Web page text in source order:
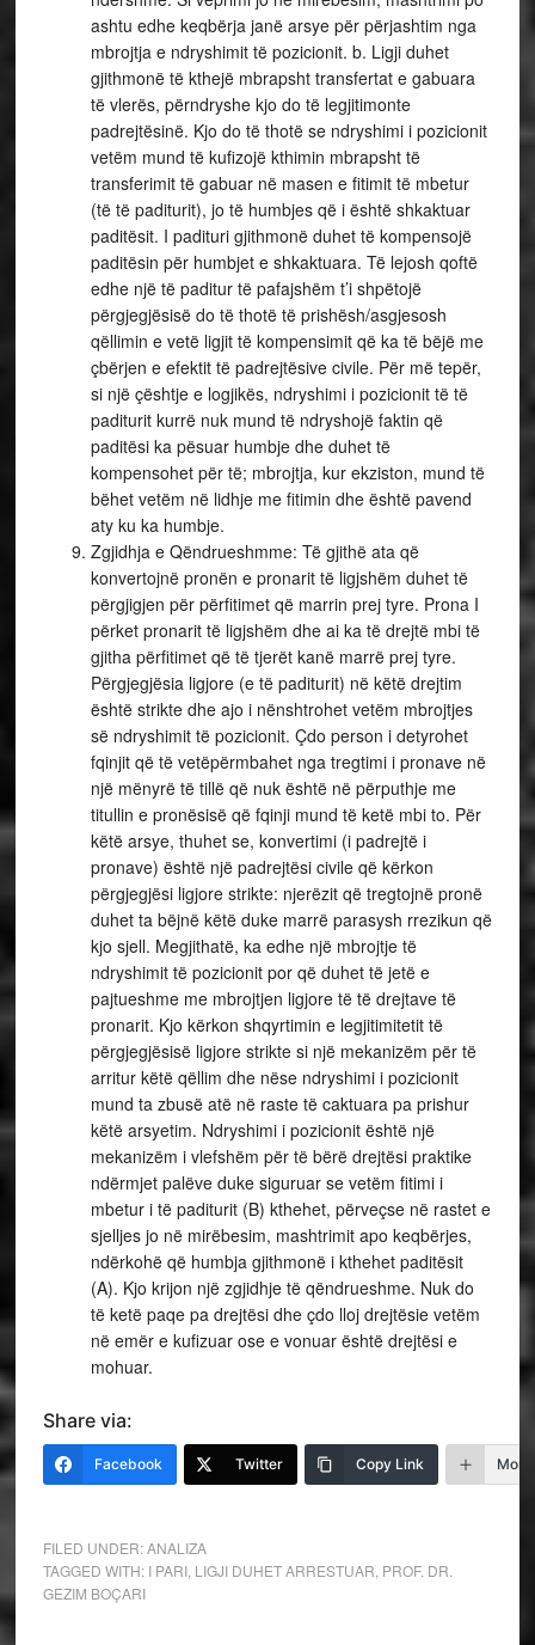
ashtu edhe keqbërja janë arsye për përjashtim nga
mbrojtja e ndryshimit të pozicionit. b. Ligji duhet
gjithmonë të kthejë mbrapsht transfertat e gabuara
të vlerës, përndryshe kjo do të legjitimonte
padrejtësinë. Kjo do të thotë se ndryshimi i pozicionit
vetëm mund të kufizojë kthimin mbrapsht të
transferimit të gabuar në masen e fitimit të mbetur
(të të paditurit), jo të humbjes që i është shkaktuar
paditësit. I padituri gjithmonë duhet të kompensojë
paditësin për humbjet e shkaktuara. Të lejosh qoftë
edhe një të paditur të pafajshëm t’i shpëtojë
përgjegjësisë do të thotë të prishësh/asgjesosh
qëllimin e vetë ligjit të kompensimit që ka të bëjë me
çbërjen e efektit të padrejtësive civile. Për më tepër,
si një çështje e logjikës, ndryshimi i pozicionit të të
paditurit kurrë nuk mund të ndryshojë faktin që
paditësi ka pësuar humbje dhe duhet të
kompensohet për të; mbrojtja, kur ekziston, mund të
bëhet vetëm në lidhje me fitimin dhe është pavend
aty ku ka humbje.
Zgjidhja e Qëndrueshmme: Të gjithë ata që
konvertojnë pronën e pronarit të ligjshëm duhet të
përgjigjen për përfitimet që marrin prej tyre. Prona I
përket pronarit të ligjshëm dhe ai ka të drejtë mbi të
gjitha përfitimet që të tjerët kanë marrë prej tyre.
Përgjegjësia ligjore (e të paditurit) në këtë drejtim
është strikte dhe ajo i nënshtrohet vetëm mbrojtjes
së ndryshimit të pozicionit. Çdo person i detyrohet
fqinjit që të vetëpërmbahet nga tregtimi i pronave në
një mënyrë të tillë që nuk është në përputhje me
titullin e pronësisë që fqinji mund të ketë mbi to. Për
këtë arsye, thuhet se, konvertimi (i padrejtë i
pronave) është një padrejtësi civile që kërkon
përgjegjësi ligjore strikte: njerëzit që tregtojnë pronë
duhet ta bëjnë këtë duke marrë parasysh rrezikun që
kjo sjell. Megjithatë, ka edhe një mbrojtje të
ndryshimit të pozicionit por që duhet të jetë e
pajtueshme me mbrojtjen ligjore të të drejtave të
pronarit. Kjo kërkon shqyrtimin e legjitimitetit të
përgjegjësisë ligjore strikte si një mekanizëm për të
arritur këtë qëllim dhe nëse ndryshimi i pozicionit
mund ta zbusë atë në raste të caktuara pa prishur
këtë arsyetim. Ndryshimi i pozicionit është një
mekanizëm i vlefshëm për të bërë drejtësi praktike
ndërmjet palëve duke siguruar se vetëm fitimi i
mbetur i të paditurit (B) kthehet, përveçse në rastet e
sjelljes jo në mirëbesim, mashtrimit apo keqbërjes,
ndërkohë që humbja gjithmonë i kthehet paditësit
(A). Kjo krijon një zgjidhje të qëndrueshme. Nuk do
të ketë paqe pa drejtësi dhe çdo lloj drejtësie vetëm
në emër e kufizuar ose e vonuar është drejtësi e
mohuar.
Share via:
Facebook Twitter Copy Link More
FILED UNDER:ANALIZA
TAGGED WITH: I PARI, LIGJI DUHET ARRESTUAR PROF. DR.
GEZIM BOÇARI